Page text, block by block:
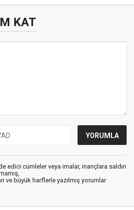
KAT
edici cümleler veya imalar, inançlara saldırı
ve büyük harflerle yazılmış yorumlar